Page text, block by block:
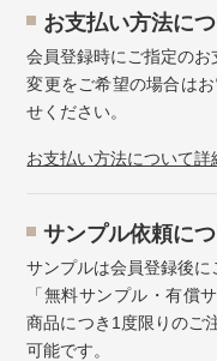
お⽀払い⽅法に
会員登録時にご指定のお
変更をご希望の場合はお
せください。
お⽀払い⽅法について詳
サンプル依頼に
サンプルは会員登録後に
「無料サンプル・有償
商品につき1度限りのご
可能です。